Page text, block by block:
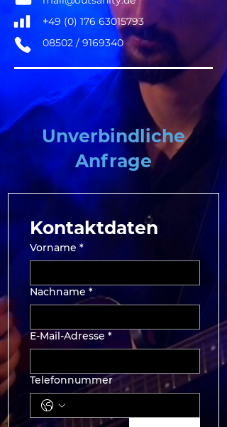
+49 (0) 176 63015793
08502 / 9169340
Unverbindliche
Anfrage
Kontaktdaten
Vorname *
Nachname *
E-Mail-Adresse *
Telefonnummer